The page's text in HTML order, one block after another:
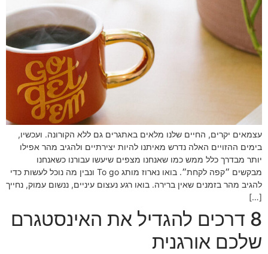
עצמאים יקרים, החיים שלנו מלאים באתגרים גם ללא הקורונה. ועכשיו,
בימים ההזויים האלה נדרש מאיתנו להיות יצירתיים ולהגיב מהר אפילו
יותר מבדרך כלל ממש כמו שאנחנו מצפים שיעשו עבורנו כשאנחנו
מבקשים ״קפה לקחת״. בואו נארוז מותג To go ונבין מה נוכל לעשות כדי
להגיב מהר בזמנים שאין ברירה. בואו רגע נעצום עיניים, ננשום עמוק, נחייך
[…]
8 דרכים להגדיל את האינסטגרם
שלכם אורגנית